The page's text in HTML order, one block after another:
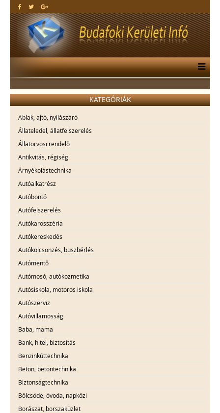
KATEGÓRIÁK
Ablak, ajtó, nyílászáró
Állateledel, állatfelszerelés
Állatorvosi rendelő
Antikvitás, régiség
Árnyékolástechnika
Autóalkatrész
Autóbontó
Autófelszerelés
Autókarosszéria
Autókereskedés
Autókölcsönzés, buszbérlés
Autómentő
Autómosó, autókozmetika
Autósiskola, motoros iskola
Autószerviz
Autóvillamosság
Baba, mama
Bank, hitel, biztosítás
Benzinkúttechnika
Beton, betontechnika
Biztonságtechnika
Bölcsöde, óvoda, napközi
Borászat, borszaküzlet